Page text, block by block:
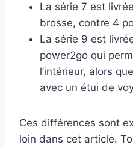
La série 7 est
brosse, contre 4
La série 9 est
power2go qui
l’intérieur, alors
avec un étui de
Ces différences sont
loin dans cet article.